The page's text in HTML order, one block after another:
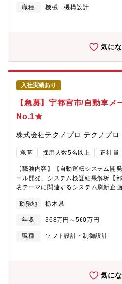
業務。・配管、艤装用ブラケット、
務。・構造／強度設計業務。・操縦
フトウェア開発、シミュレーション
グループに教育事業（WINスクール
キュラムからお好きな講座を無料で
術が生まれているモノづくり業界で
アップ、理想のキャリアパスを形成
引先800社以上/プロジェクト6,000件
通信系、官公庁、金融証券等、大手
ち、要件定義から構築・運用まで幅
ざいます。自分の志向やキャリアに
ペシャリストになることも、さらに
メントのスキルをつけて、リーダー
可能です。
職種
機械・機構設計
気に
入社実績あり
【急募】宇都宮市/自動車
No.1★
株式会社テクノプロ テクノプロ
急募 採用人数5名以上 正社員
【職務内容】【自動運転システム開
ール開発、システム検証結果解析【
表テーマに関連するシステム刷新企
タ解析アプリ開発業務、データ処理
ステム統合PJ】各種システム調査、
対応【購買・経理システム運用保守
発、各種システム調査、企画、改修
チウムイオンバッテリーの解析/評価
教育事業（WINスクール）があり、
らお好きな講座を無料で受講出来ま
勤務地 栃木県
年収 368万円～560万円
職種
ソフト設計・制御設計
気に